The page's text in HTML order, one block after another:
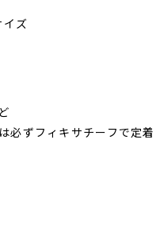
ズ
必ずフィキサチーフで定着